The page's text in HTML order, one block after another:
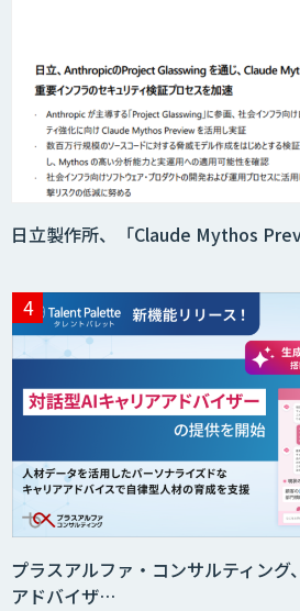
日立製作所、「Claude Mythos
プラスアルファ・コンサルティン
アドバイザ…